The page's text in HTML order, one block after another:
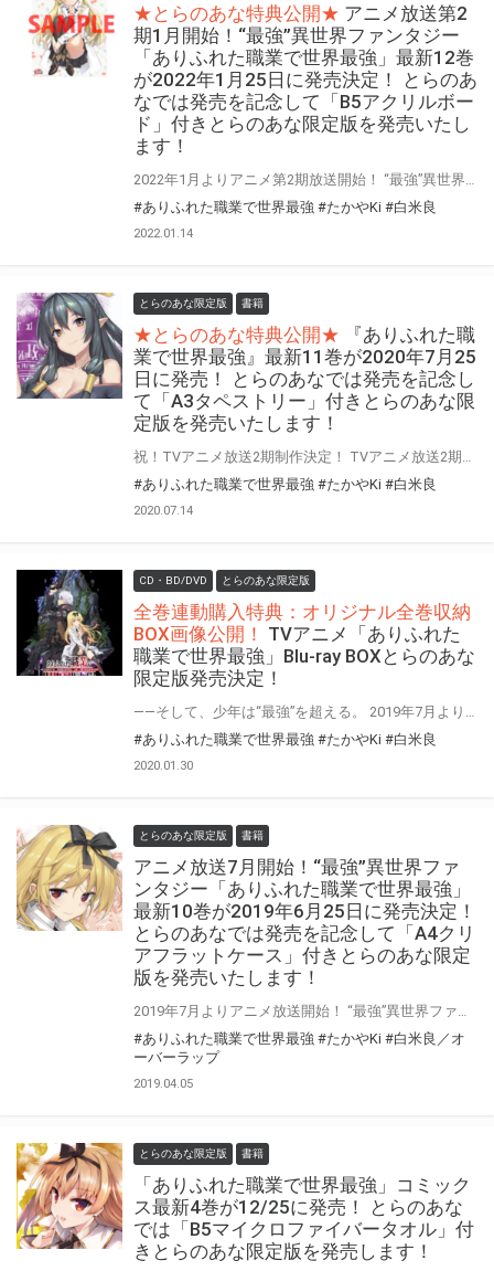
★とらのあな特典公開★ アニメ放送第2
期1月開始！“最強”異世界ファンタジー
「ありふれた職業で世界最強」最新12巻
が2022年1月25日に発売決定！ とらのあ
なでは発売を記念して「B5アクリルボー
ド」付きとらのあな限定版を発売いたし
ます！
#ありふれた職業で世界最強 #たかやKi #白米良
2022.01.14
とらのあな限定版 書籍
★とらのあな特典公開★
『ありふれた職
業で世界最強』最新11巻が2020年7月25
日に発売！ とらのあなでは発売を記念し
て「A3タペストリー」付きとらのあな限
定版を発売いたします！
#ありふれた職業で世界最強 #たかやKi #白米良
2020.07.14
CD・BD/DVD とらのあな限定版
全巻連動購入特典：オリジナル全巻収納
BOX画像公開！ TVアニメ「ありふれた
職業で世界最強」Blu-ray BOXとらのあな
限定版発売決定！
#ありふれた職業で世界最強 #たかやKi #白米良
2020.01.30
とらのあな限定版 書籍
アニメ放送7月開始！“最強”異世界ファ
ンタジー「ありふれた職業で世界最強」
最新10巻が2019年6月25日に発売決定！
とらのあなでは発売を記念して「A4クリ
アフラットケース」付きとらのあな限定
版を発売いたします！
#ありふれた職業で世界最強 #たかやKi #白米良／オ
ーバーラップ
2019.04.05
とらのあな限定版 書籍
「ありふれた職業で世界最強」コミック
ス最新4巻が12/25に発売！ とらのあな
では「B5マイクロファイバータオル」付
きとらのあな限定版を発売します！